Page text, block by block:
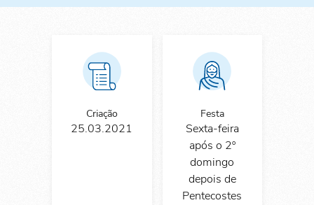
Criação
25.03.2021
Festa
Sexta-feira
após o 2º
domingo
depois de
Pentecostes